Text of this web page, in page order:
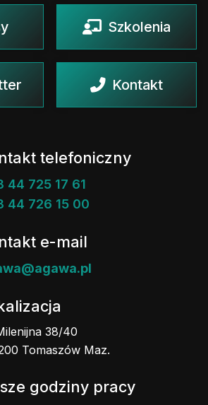
Szkolenia
Kontakt
telefoniczny
44 725 17 61
44 726 15 00
e-mail
38/40
Tomaszów Maz.
godziny pracy